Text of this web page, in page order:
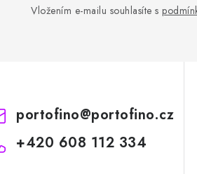
Vložením e-mailu souhlasíte s
portofino@portofino.cz
+420 608 112 334